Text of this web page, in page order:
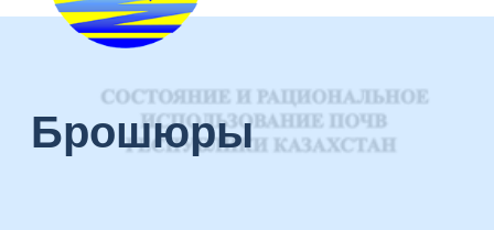
научного
общества
«Тетис»
является
Брошюры